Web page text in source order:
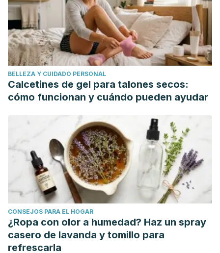
Healthy Nutrition. Academic Press.
https://doi.org/10.1146/annurev.nu.25.062205.100003
Harvard Medical School. (2011). Healthy Eating Plate.
Harvard Health Publications.
https://doi.org/10.1017/CBO9781107415324.004
Harvard School of Public Health. (2011). Healthy Eating
Plate & Healthy Eating Pyramid | The Nutrition Source |
Harvard T.H. Chan School of Public Health. The American
Journal of Clinical Nutrition.
https://doi.org/10.1016/B978-0-
12-373697-0.00001-8
Swift DL, Johannsen NM, Lavie CJ, Earnest CP, Church TS.
The role of exercise and physical activity in weight loss
and maintenance.Prog Cardiovasc Dis. 2014;56(4):441–
447. doi:10.1016/j.pcad.2013.09.012
BELLEZA Y CUIDADO PERSONAL
Calcetines de gel para talones secos:
cómo funcionan y cuándo pueden ayudar
CONSEJOS PARA EL HOGAR
¿Ropa con olor a humedad? Haz un spray
casero de lavanda y tomillo para
refrescarla